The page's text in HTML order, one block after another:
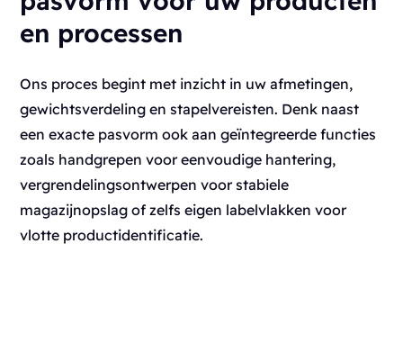
en processen
Ons proces begint met inzicht in uw afmetingen,
gewichtsverdeling en stapelvereisten. Denk naast
een exacte pasvorm ook aan geïntegreerde functies
zoals handgrepen voor eenvoudige hantering,
vergrendelingsontwerpen voor stabiele
magazijnopslag of zelfs eigen labelvlakken voor
vlotte productidentificatie.